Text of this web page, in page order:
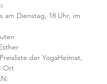
:
am Dienstag, 18 Uhr, im
der YogaHeimat,
Ort